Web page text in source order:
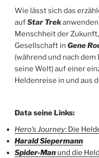
Wie lässt sich das
aufStar Trek
Menschheit der
Gesellschaft in Gene
(während und nach
seine Welt) auf einer
Heldenreise in und aus
Data seine Links:
Hero’s Journey: Die
Harald Siepermann
Spider-Man und die